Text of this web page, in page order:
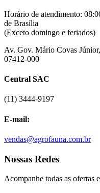
Horário de atendimento:
de Brasília
(Exceto domingo e feriados)
Av. Gov. Mário Covas
07412-000
Central SAC
(11) 3444-9197
E-mail:
vendas@agrofauna.com.br
Nossas Redes
Acompanhe todas as ofertas